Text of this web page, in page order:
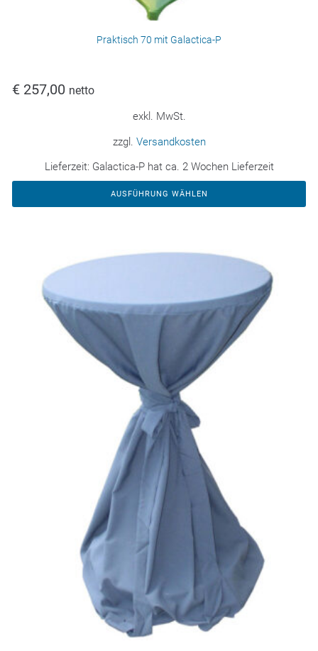
Praktisch 70 mit Galactica-P
€ 257,00 netto
exkl. MwSt.
zzgl. Versandkosten
Lieferzeit: Galactica-P hat ca. 2 Wochen Lieferzeit
AUSFÜHRUNG WÄHLEN